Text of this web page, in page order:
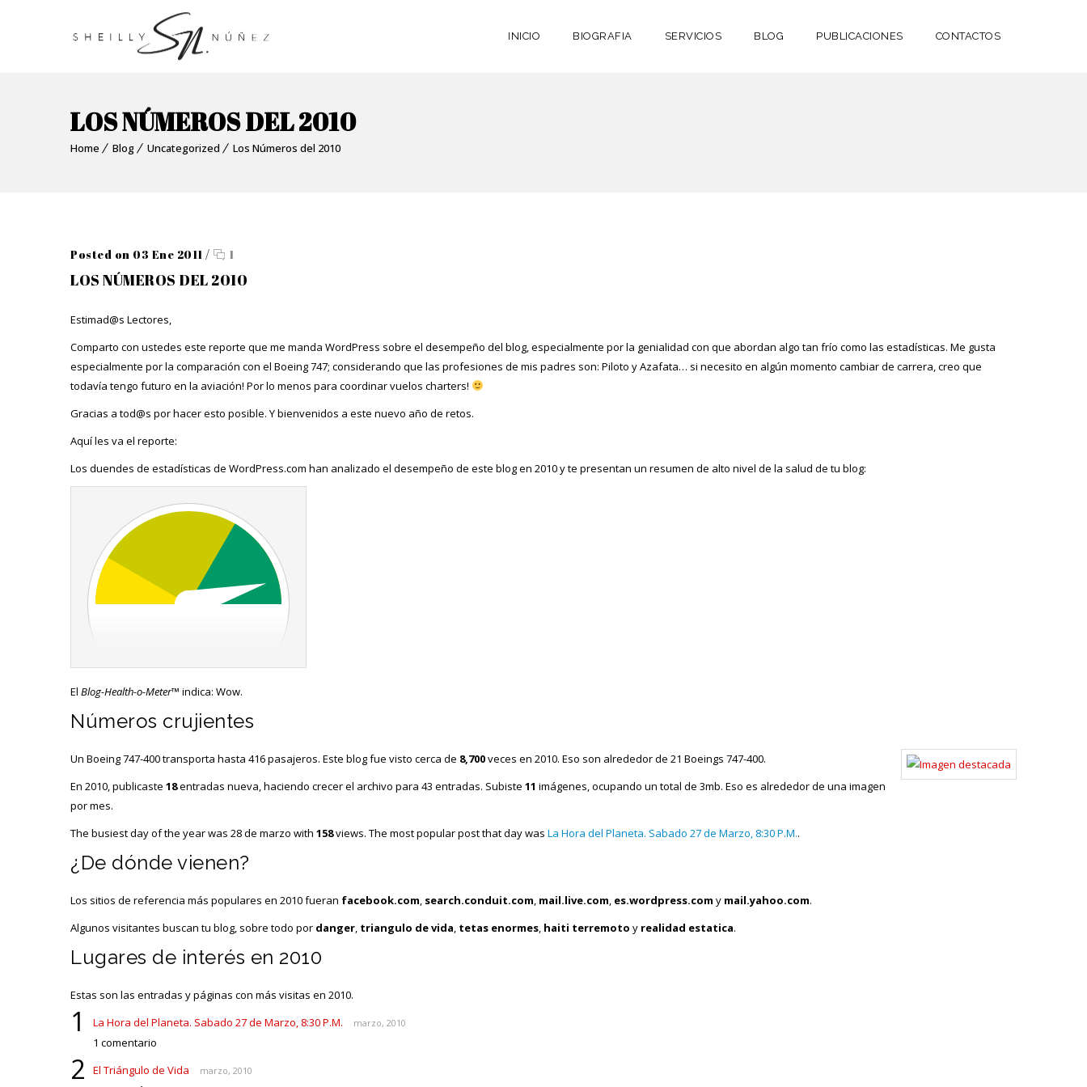
INICIO BIOGRAFIA SERVICIOS BLOG PUBLICACIONES CONTACTOS
LOS NÚMEROS DEL 2010
Home Blog Uncategorized Los Números del 2010
Posted on 03 Ene 2011 / 1
LOS NÚMEROS DEL 2010
Estimad@s Lectores,
Comparto con ustedes este reporte que me manda WordPress sobre el desempeño del blog, especialmente por la genialidad con que abordan algo tan frío como las estadísticas. Me gusta
especialmente por la comparación con el Boeing 747; considerando que las profesiones de mis padres son: Piloto y Azafata… si necesito en algún momento cambiar de carrera, creo que
todavía tengo futuro en la aviación! Por lo menos para coordinar vuelos charters!
Gracias a tod@s por hacer esto posible. Y bienvenidos a este nuevo año de retos.
Aquí les va el reporte:
Los duendes de estadísticas de WordPress.com han analizado el desempeño de este blog en 2010 y te presentan un resumen de alto nivel de la salud de tu blog:
El Blog-Health-o-Meter™ indica: Wow.
Números crujientes
Un Boeing 747-400 transporta hasta 416 pasajeros. Este blog fue visto cerca de 8,700veces en 2010. Eso son alrededor de 21 Boeings 747-400.
En 2010, publicaste 18entradas nueva, haciendo crecer el archivo para 43 entradas. Subiste 11 imágenes, ocupando un total de 3mb. Eso es alrededor de una imagen
por mes.
The busiest day of the year was 28 de marzo with 158views. The most popular post that day was La Hora del Planeta. Sabado 27 de Marzo, 8:30 P.M..
¿De dónde vienen?
Los sitios de referencia más populares en 2010 fueran facebook.com, search.conduit.com, mail.live.com, es.wordpress.com y mail.yahoo.com.
Algunos visitantes buscan tu blog, sobre todo por danger, triangulo de vida, tetas enormes, haiti terremoto y realidad estatica.
Lugares de interés en 2010
Estas son las entradas y páginas con más visitas en 2010.
1 La Hora del Planeta. Sabado 27 de Marzo, 8:30 P.M. marzo, 2010
1 comentario
2 El Triángulo de Vida marzo, 2010